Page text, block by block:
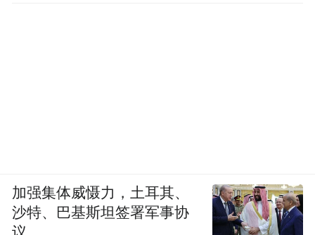
加强集体威慑力，土耳其、
沙特、巴基斯坦签署军事协